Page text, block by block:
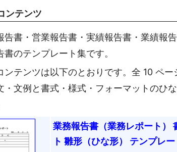
ンテンツ
告書・営業報告書・実績報告書・業績報
書のテンプレート集です。
ンテンツは以下のとおりです。全 10 ペ
・文例と書式・様式・フォーマットのひ
業務報告書（業務レポート）
ト 雛形（ひな形） テンプレ